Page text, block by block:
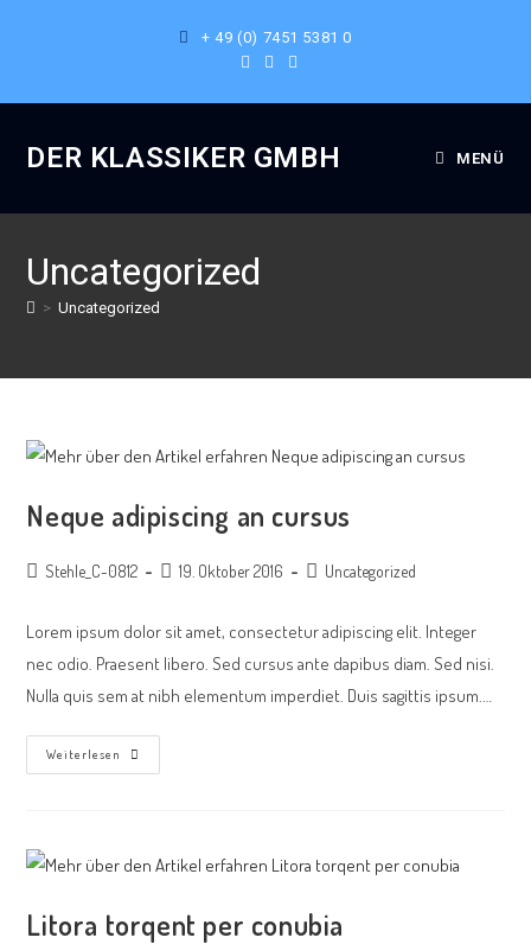
+ 49 (0) 7451 5381 0
DER KLASSIKER GMBH MENÜ
Uncategorized
> Uncategorized
Neque adipiscing an cursus
Stehle_C-0812 19. Oktober 2016 Uncategorized
Lorem ipsum dolor sit amet, consectetur adipiscing elit. Integer
nec odio. Praesent libero. Sed cursus ante dapibus diam. Sed nisi.
Nulla quis sem at nibh elementum imperdiet. Duis sagittis ipsum.…
Weiterlesen
Litora torqent per conubia